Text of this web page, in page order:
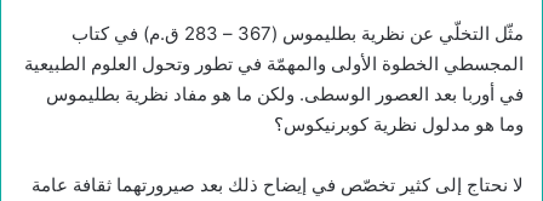
مثّل التخلّي عن نظرية بطليموس (367 – 283 ق.م) في كتاب
المجسطي الخطوة الأولى والمهمّة في تطور وتحول العلوم الطبيعية
في أوربا بعد العصور الوسطى. ولكن ما هو مفاد نظرية بطليموس
وما هو مدلول نظرية كوبرنيكوس؟
لا نحتاج إلى كثير تخصّص في إيضاح ذلك بعد صيرورتهما ثقافة عامة